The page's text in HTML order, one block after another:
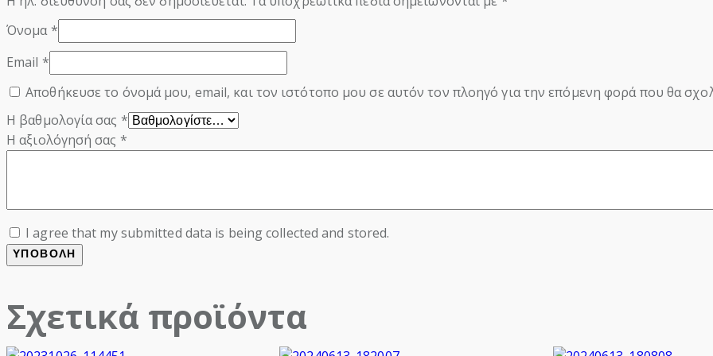
Όνομα*
Email *
Αποθήκευσε το όνομά μου, email, και τον ιστότοπο μου σε αυτόν τον πλοηγό για την επόμενη φορά που θα
Η βαθμολογία σας *
Η αξιολόγησή σας *
I agree that my submitted data is being collected and stored.
Σχετικά προϊόντα